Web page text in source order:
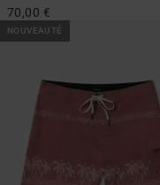
70,00 €
NOUVEAUTÉ